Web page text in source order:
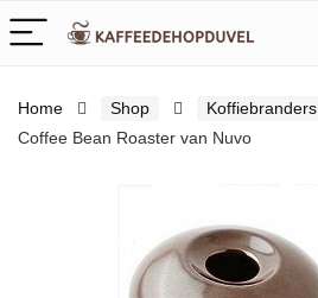
Home Shop Koffiebranders
Coffee Bean Roaster van Nuvo